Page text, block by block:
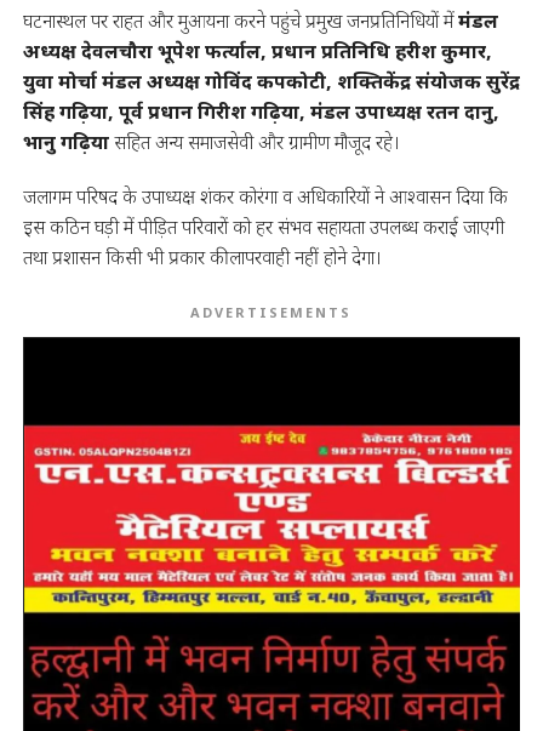
घटनास्थल पर राहत और मुआयना करने पहुंचे प्रमुख जनप्रतिनिधियों मेंमंडल
अध्यक्ष देवलचौरा भूपेश फर्त्याल, प्रधान प्रतिनिधि हरीश कुमार,
युवा मोर्चा मंडल अध्यक्ष गोविंद कपकोटी, शक्तिकेंद्र संयोजक सुरेंद्र
सिंह गढ़िया, पूर्व प्रधान गिरीश गढ़िया, मंडल उपाध्यक्ष रतन दानु,
भानु गढ़ियासहित अन्य समाजसेवी और ग्रामीण मौजूद रहे।
जलागम परिषद के उपाध्यक्ष शंकर कोरंगा व अधिकारियों ने आश्वासन दिया कि
इस कठिन घड़ी में पीड़ित परिवारों को हर संभव सहायता उपलब्ध कराई जाएगी
तथा प्रशासन किसी भी प्रकार की लापरवाही नहीं होने देगा।
ADVERTISEMENTS